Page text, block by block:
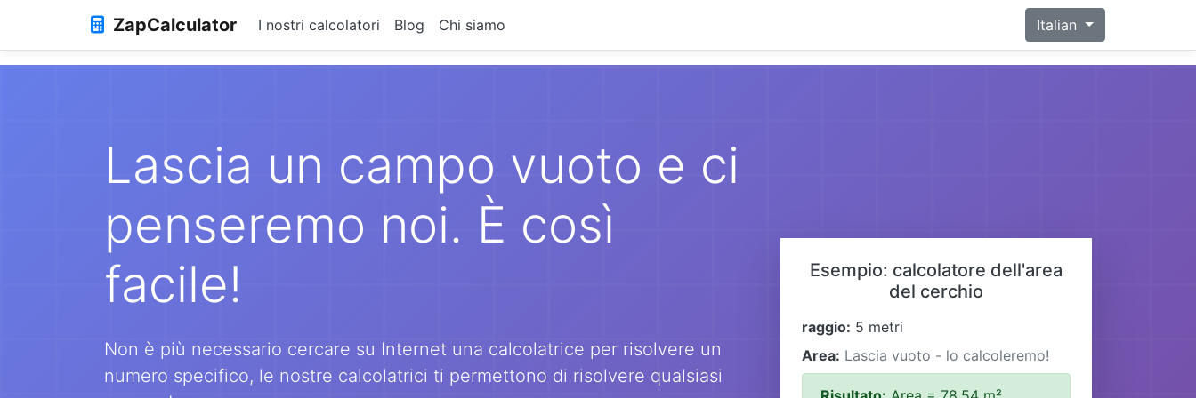
ZapCalculator I nostri calcolatori Blog Chi siamo Italian
Lascia un campo vuoto e ci
penseremo noi. È così
facile!
Non è più necessario cercare su Internet una calcolatrice per risolvere un
numero specifico, le nostre calcolatrici ti permettono di risolvere qualsiasi
Esempio: calcolatore dell'area
del cerchio
raggio: 5 metri
Area: Lascia vuoto - lo calcoleremo!